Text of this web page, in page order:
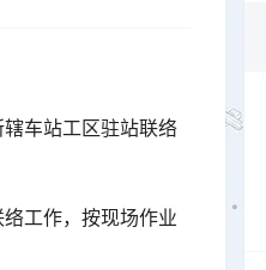
车站工区驻站联络
工作，按现场作业